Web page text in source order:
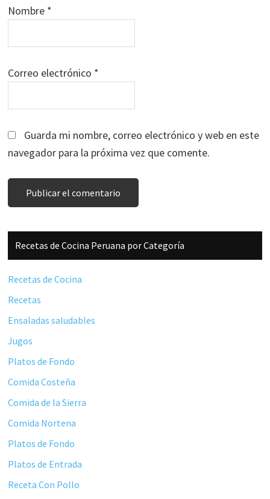
Nombre *
Correo electrónico *
Guarda mi nombre, correo electrónico y web en este
navegador para la próxima vez que comente.
Barra
lateral
principal
Recetas de Cocina Peruana por Categoría
Recetas de Cocina
Recetas
Ensaladas saludables
Jugos
Platos de Fondo
Comida Costeña
Comida de la Sierra
Comida Nortena
Platos de Fondo
Platos de Entrada
Receta Con Pollo